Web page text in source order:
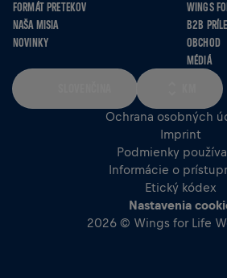
FORMÁT PRETEKOV
NAŠA MISIA
NOVINKY
WINGS
B2B
OBCHOD
MÉDIÁ
Ochrana osobných
Imprint
Podmienky
Informácie o
Etický kódex
Nastavenia
2026 © Wings for Life